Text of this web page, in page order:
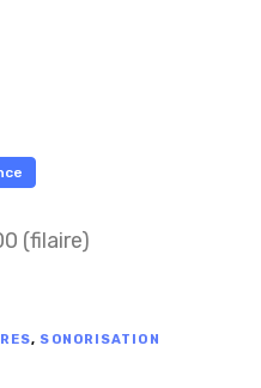
(filaire)
, SONORISATION